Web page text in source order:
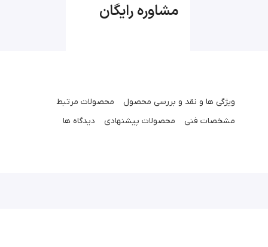
مشاوره رایگان
ویژگی ها و نقد و بررسی محصول
محصولات مرتبط
مشخصات فنی
محصولات پیشنهادی دیدگاه ها